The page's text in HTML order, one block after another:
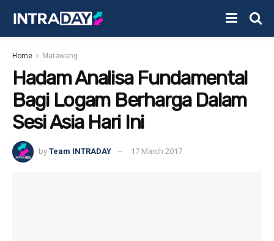
Home Matawang
Hadam Analisa Fundamental
Bagi Logam Berharga Dalam
Sesi Asia Hari Ini
by Team INTRADAY 17 March 2017